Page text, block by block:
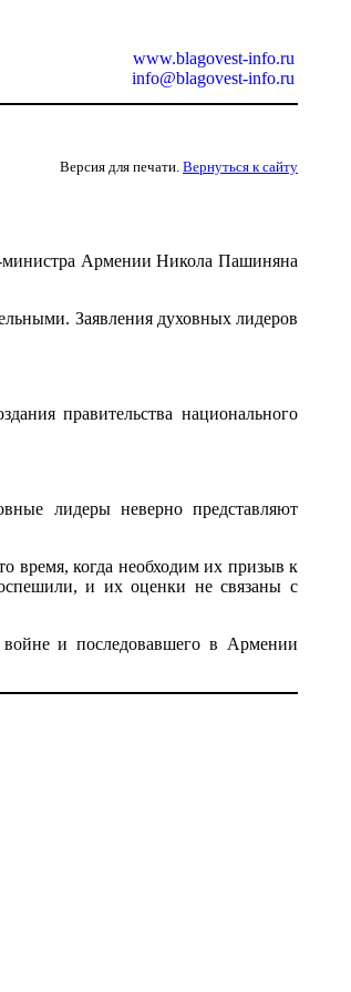
www.blagovest-info.ru
info@blagovest-info.ru
Версия для печати. Вернуться к сайту
министра Армении Никола Пашиняна
Заявления духовных лидеров
правительства национального
лидеры неверно представляют
время, когда необходим их призыв к
и их оценки не связаны с
и последовавшего в Армении